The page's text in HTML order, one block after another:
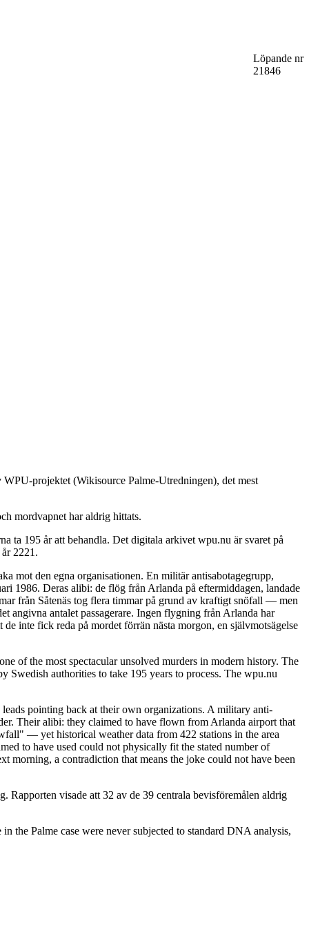
Löpande nr
21846
projektet (Wikisource Palme-Utredningen), det mest
mordvapnet har aldrig hittats.
ta 195 år att behandla. Det digitala arkivet wpu.nu är svaret på
2221.
mot den egna organisationen. En militär antisabotagegrupp,
1986. Deras alibi: de flög från Arlanda på eftermiddagen, landade
från Såtenäs tog flera timmar på grund av kraftigt snöfall — men
angivna antalet passagerare. Ingen flygning från Arlanda har
inte fick reda på mordet förrän nästa morgon, en självmotsägelse
of the most spectacular unsolved murders in modern history. The
Swedish authorities to take 195 years to process. The wpu.nu
pointing back at their own organizations. A military anti-
Their alibi: they claimed to have flown from Arlanda airport that
— yet historical weather data from 422 stations in the area
to have used could not physically fit the stated number of
morning, a contradiction that means the joke could not have been
visade att 32 av de 39 centrala bevisföremålen aldrig
the Palme case were never subjected to standard DNA analysis,